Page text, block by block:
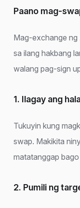
Paano mag-
Mag-exchange
sa ilang hakbang
walang pag-sign
1. Ilagay ang
Tukuyin kung
swap. Makikita
matatanggap
2. Pumili ng